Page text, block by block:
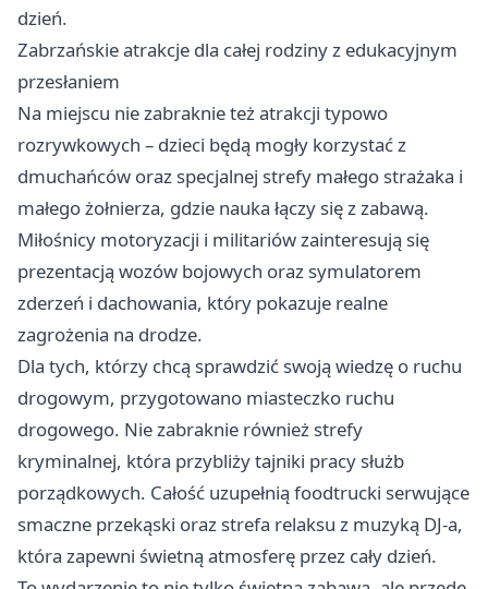
dzień.
Zabrzańskie atrakcje dla całej rodziny z edukacyjnym
przesłaniem
Na miejscu nie zabraknie też atrakcji typowo
rozrywkowych – dzieci będą mogły korzystać z
dmuchańców oraz specjalnej strefy małego strażaka i
małego żołnierza, gdzie nauka łączy się z zabawą.
Miłośnicy motoryzacji i militariów zainteresują się
prezentacją wozów bojowych oraz symulatorem
zderzeń i dachowania, który pokazuje realne
zagrożenia na drodze.
Dla tych, którzy chcą sprawdzić swoją wiedzę o ruchu
drogowym, przygotowano miasteczko ruchu
drogowego. Nie zabraknie również strefy
kryminalnej, która przybliży tajniki pracy służb
porządkowych. Całość uzupełnią foodtrucki serwujące
smaczne przekąski oraz strefa relaksu z muzyką DJ-a,
która zapewni świetną atmosferę przez cały dzień.